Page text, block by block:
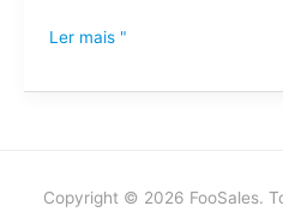
Ler mais "
Copyright © 2026 FooSales.